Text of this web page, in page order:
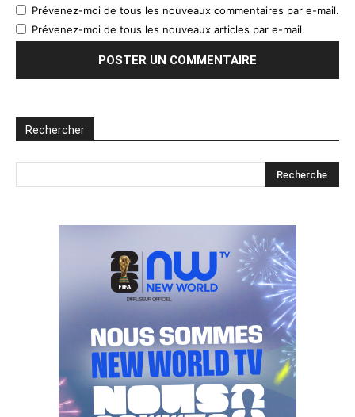
Prévenez-moi de tous les nouveaux commentaires par e-mail.
Prévenez-moi de tous les nouveaux articles par e-mail.
Rechercher